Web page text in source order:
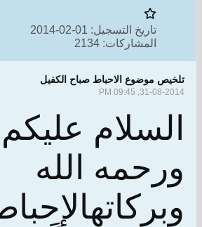
تاريخ التسجيل: 01-02-2014
المشاركات: 2134
تلخيص موضوع الاحباط صباح الكفيل
31-08-2014, 09:45 PM
السلام عليكم
ورحمه الله